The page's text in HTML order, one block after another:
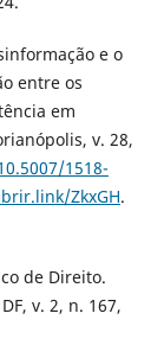
e o
entre os
em
v. 28,
1518-
ZkxGH.
de Direito.
v. 2, n. 167,